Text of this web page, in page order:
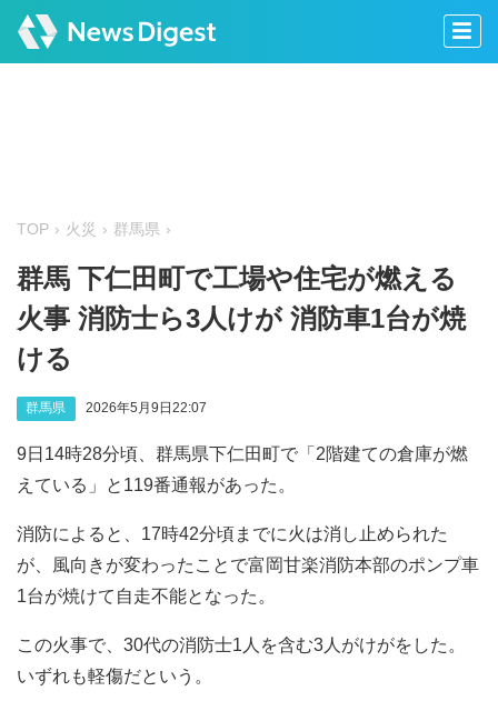
TOP 火災 群馬県
群馬 下仁田町で工場や住宅が燃える
火事 消防士ら3人けが 消防車1台が焼
ける
群馬県 2026年5月9日22:07
9日14時28分頃、群馬県下仁田町で「2階建ての倉庫が燃
えている」と119番通報があった。
消防によると、17時42分頃までに火は消し止められた
が、風向きが変わったことで富岡甘楽消防本部のポンプ車
1台が焼けて自走不能となった。
この火事で、30代の消防士1人を含む3人がけがをした。
いずれも軽傷だという。